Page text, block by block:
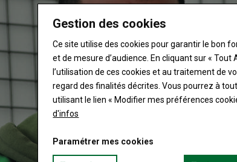
Gestion des cookies
Ce site utilise des cookies pour garantir le bon
et de mesure d’audience. En cliquant sur « Tout
l’utilisation de ces cookies et au traitement de
regard des finalités décrites. Vous pourrez à
utilisant le lien « Modifier mes préférences
d'infos
Paramétrer mes cookies